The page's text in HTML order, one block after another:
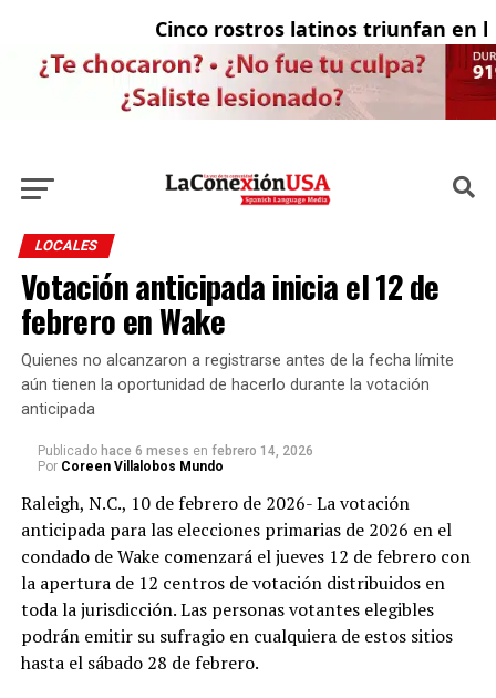
Cinco rostros latinos triunfan en la
LOCALES
Votación anticipada inicia el 12 de
febrero en Wake
Quienes no alcanzaron a registrarse antes de la fecha límite
aún tienen la oportunidad de hacerlo durante la votación
anticipada
Publicado hace 6 meses en febrero 14, 2026
Por Coreen Villalobos Mundo
Raleigh, N.C., 10 de febrero de 2026- La votación
anticipada para las elecciones primarias de 2026 en el
condado de Wake comenzará el jueves 12 de febrero con
la apertura de 12 centros de votación distribuidos en
toda la jurisdicción. Las personas votantes elegibles
podrán emitir su sufragio en cualquiera de estos sitios
hasta el sábado 28 de febrero.